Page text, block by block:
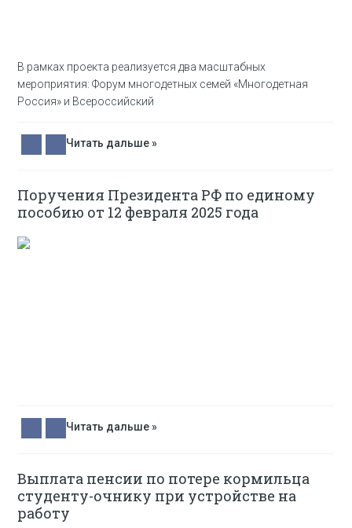
В рамках проекта реализуется два масштабных
мероприятия: Форум многодетных семей «Многодетная
Россия» и Всероссийский
Читать дальше »
Поручения Президента РФ по единому
пособию от 12 февраля 2025 года
Читать дальше »
Выплата пенсии по потере кормильца
студенту-очнику при устройстве на
работу